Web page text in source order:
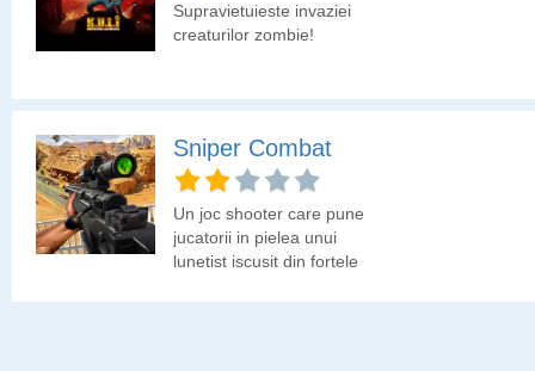
Supravietuieste invaziei
creaturilor zombie!
Sniper Combat
Un joc shooter care pune
jucatorii in pielea unui
lunetist iscusit din fortele